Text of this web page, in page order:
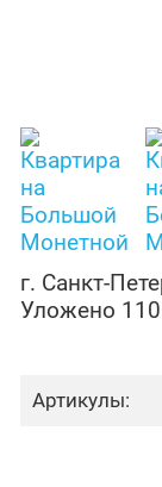
г. Санкт-
Уложено
Артикулы: